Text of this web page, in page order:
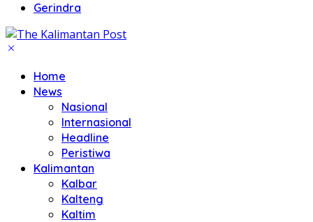
Gerindra
Home
News
Nasional
Internasional
Headline
Peristiwa
Kalimantan
Kalbar
Kalteng
Kaltim